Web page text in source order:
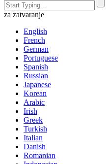
za zatvaranje
English
French
German
Portuguese
Spanish
Russian
Japanese
Korean
Arabic
Irish
Greek
Turkish
Italian
Danish
Romanian